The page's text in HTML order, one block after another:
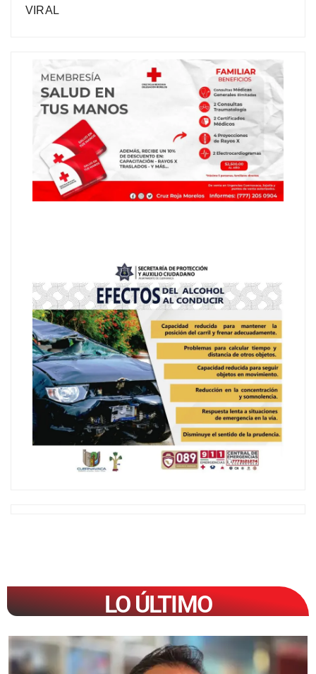
VIRAL
LO ÚLTIMO